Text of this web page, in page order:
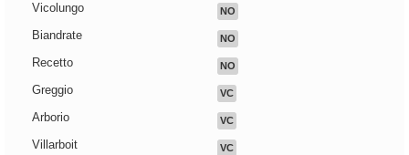
Vicolungo NO
Biandrate NO
Recetto NO
Greggio VC
Arborio VC
Villarboit VC